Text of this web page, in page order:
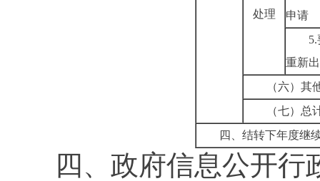
处理
申请
5.
重新
（六）其
（七）总
四、结转下年度继
四、政府信息公开行